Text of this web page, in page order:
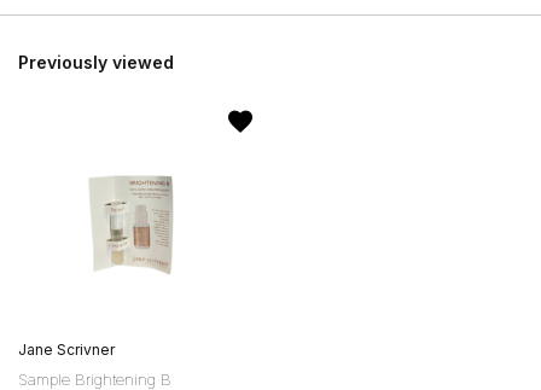
Previously viewed
Jane Scrivner
Sample Brightening B